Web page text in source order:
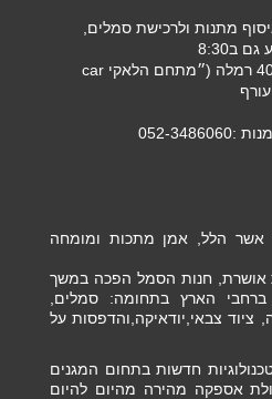
9:00 -15:30 לאיסוף מתנות ולרכישת סמלים,
ב8:30
יוסף קלוזנר 29 פינת כביש 40 רמלה (״מתחם הלאקי car
נוסדה ב-1949 ע"י אשר הלל, אמן מתכות ומומחה
הבת אושרת, חנות הסמל הפכה במשך
הארץ בתחומה: סמלים,
ציוד צבאי,יודאיקה,והדפסות על
חדשות בתחום המגנים
אספקה מהירה מהיום להיום